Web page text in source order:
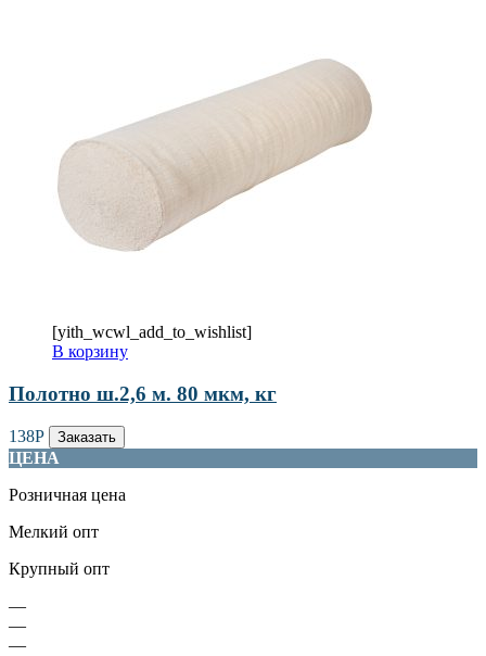
[yith_wcwl_add_to_wishlist]
В корзину
Полотно ш.2,6 м. 80 мкм, кг
138Р Заказать
ЦЕНА
Розничная цена
Мелкий опт
Крупный опт
—
—
—